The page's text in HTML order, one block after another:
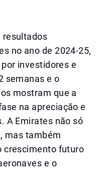
resultados
no ano de 2024-25,
investidores e
semanas e o
mostram que a
na apreciação e
A Emirates não só
mas também
crescimento futuro
e o